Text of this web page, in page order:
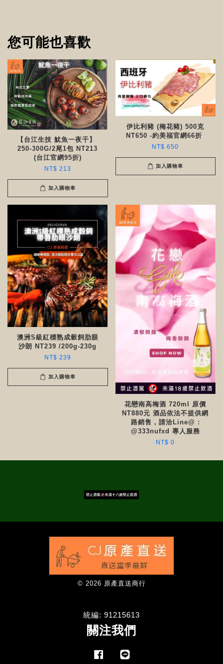
您可能也喜歡
【台江生技 魷魚一夜干】
250-300G/2尾1包 NT213
(台江官網95折)
NT$ 213
加入購物車
伊比利豬 (梅花豬) 500克
NT650 -約美福官網66折 ​​
NT$ 650
加入購物車
澳洲S級紅標熟成穀飼肋眼
沙朗 NT239 /200g-230g
NT$ 239
加入購物車
花戀南高梅酒 720ml 原價
NT880元 酒品依法不提供網
路銷售，請洽Line@ :
@333nufxd 專人服務
NT$ 0
© 2026 原產直送商行
統編: 91215613
關注我們
Facebook